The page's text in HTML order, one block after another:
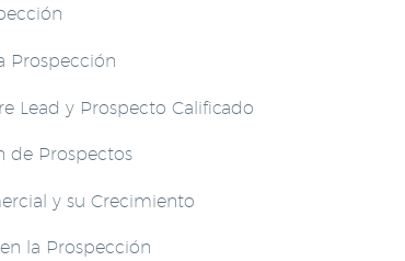
Prospección
Lead y Prospecto Calificado
de Prospectos
y su Crecimiento
la Prospección